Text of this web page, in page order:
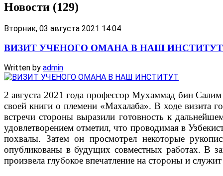
Новости (129)
Вторник, 03 августа 2021 14:04
ВИЗИТ УЧЕНОГО ОМАНА В НАШ ИНСТИТУТ
Written by admin
2 августа 2021 года профессор Мухаммад бин
своей книги о племени «Махалаба». В ходе визита
встречи стороны выразили готовность к
удовлетворением отметил, что проводимая в
похвалы. Затем он просмотрел некоторые
опубликованы в будущих совместных работах. В
произвела глубокое впечатление на стороны и